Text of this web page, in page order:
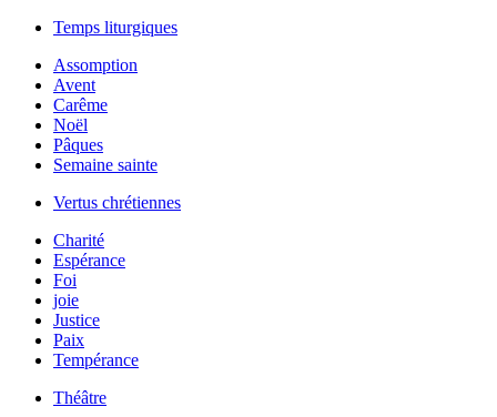
Temps liturgiques
Assomption
Avent
Carême
Noël
Pâques
Semaine sainte
Vertus chrétiennes
Charité
Espérance
Foi
joie
Justice
Paix
Tempérance
Théâtre